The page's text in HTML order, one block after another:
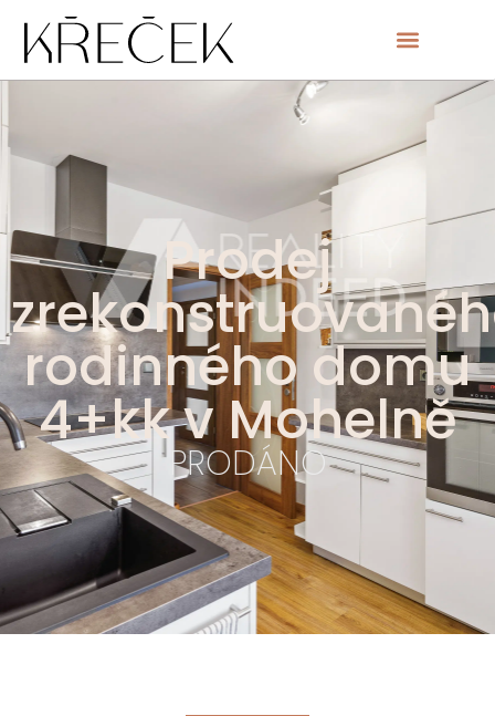
Prodej
rodinného domu
4+kk v Mohelně
PRODÁNO